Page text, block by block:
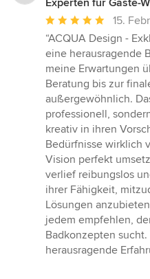
Experten für Gäste-
Durchschnittliche
Bewertung:
5
von
5
Sternen
15.
“ACQUA Design -
eine herausragende
meine Erwartungen
Beratung bis zur
außergewöhnlich.
professionell,
kreativ in ihren
Bedürfnisse wirklich
Vision perfekt
verlief reibungslos
ihrer Fähigkeit,
Lösungen
jedem empfehlen,
Badkonzepten
herausragende